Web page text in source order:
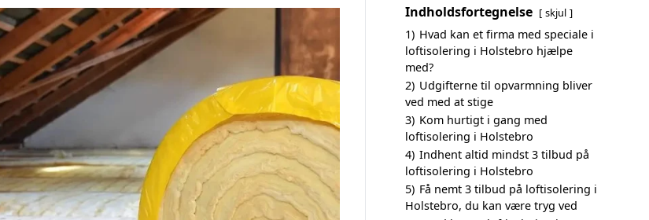
Indholdsfortegnelse skjul
1) Hvad kan et firma med speciale i
loftisolering i Holstebro hjælpe
med?
2) Udgifterne til opvarmning bliver
ved med at stige
3) Kom hurtigt i gang med
loftisolering i Holstebro
4) Indhent altid mindst 3 tilbud på
loftisolering i Holstebro
5) Få nemt 3 tilbud på loftisolering i
Holstebro, du kan være tryg ved